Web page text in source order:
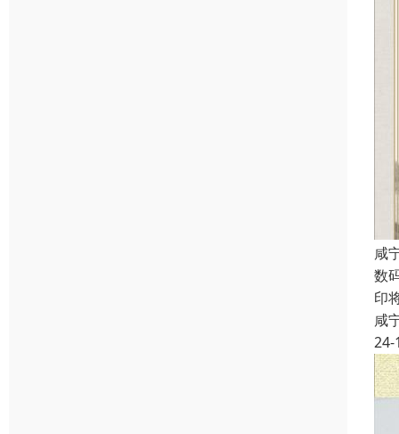
咸
数
印
咸
24-